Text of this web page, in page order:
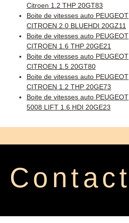
Citroen 1.2 THP 20GT83
Boite de vitesses auto PEUGEOT
CITROEN 2.0 BLUEHDI 20GZ11
Boite de vitesses auto PEUGEOT
CITROEN 1.6 THP 20GE21
Boite de vitesses auto PEUGEOT
CITROEN 1.5 20GT80
Boite de vitesses auto PEUGEOT
CITROEN 1.2 THP 20GE73
Boite de vitesses auto PEUGEOT
5008 LIFT 1.6 HDI 20GE23
Contact